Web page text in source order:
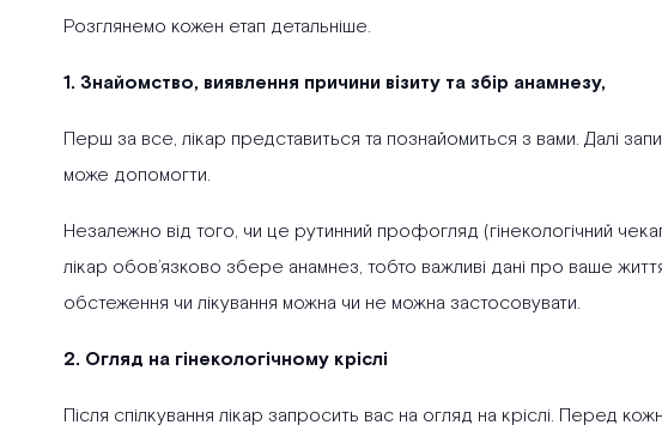
Розглянемо кожен етап детальніше.
1. Знайомство, виявлення причини візиту та збір анамнезу,
Перш за все, лікар представиться та познайомиться з вами. Далі
може допомогти.
Незалежно від того, чи це рутинний профогляд (гінекологічний
лікар обов’язково збере анамнез, тобто важливі дані про ваше
обстеження чи лікування можна чи не можна застосовувати.
2. Огляд на гінекологічному кріслі
Після спілкування лікар запросить вас на огляд на кріслі. Перед